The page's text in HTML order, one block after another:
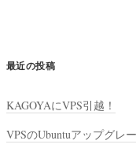
最近の投稿
KAGOYAにVPS引越！
VPSのUbuntuアップグレ